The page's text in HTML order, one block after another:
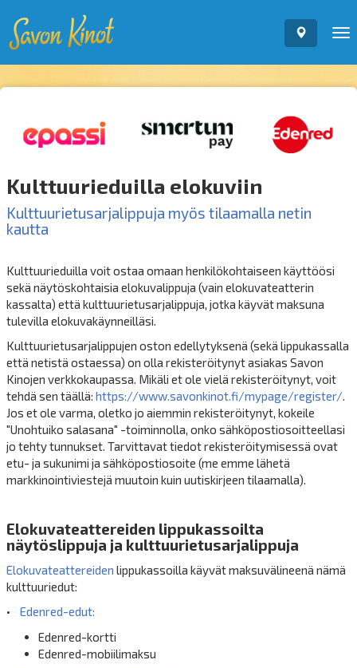
Kulttuurieduilla elokuviin
Kulttuurietusarjalippuja myös tilaamalla netin
kautta
Kulttuurieduilla voit ostaa omaan henkilökohtaiseen käyttöösi
sekä näytöskohtaisia elokuvalippuja (vain elokuvateatterin
kassalta) että kulttuurietusarjalippuja, jotka käyvät maksuna
tulevilla elokuvakäynneilläsi.
Kulttuurietusarjalippujen oston edellytyksenä (sekä lippukassalla
että netistä ostaessa) on olla rekisteröitynyt asiakas Savon
Kinojen verkkokaupassa. Mikäli et ole vielä rekisteröitynyt, voit
tehdä sen täällä: https://www.savonkinot.fi/mypage/register/.
Jos et ole varma, oletko jo aiemmin rekisteröitynyt, kokeile
"Unohtuiko salasana" -toiminnolla, onko sähköpostiosoitteellasi
jo tehty tunnukset. Tarvittavat tiedot rekisteröitymisessä ovat
etu- ja sukunimi ja sähköpostiosoite (me emme lähetä
markkinointiviestejä muutoin kuin uutiskirjeen tilaamalla).
Elokuvateattereiden lippukassoilta
näytöslippuja ja kulttuurietusarjalippuja
Elokuvateattereiden lippukassoilla käyvät maksuvälineenä nämä
kulttuuriedut:
• Edenred-edut:
Edenred-kortti
Edenred-mobiilimaksu